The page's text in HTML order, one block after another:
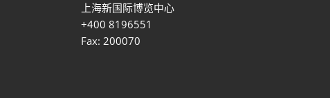
上海新国际博览中心
+400 8196551
Fax: 200070